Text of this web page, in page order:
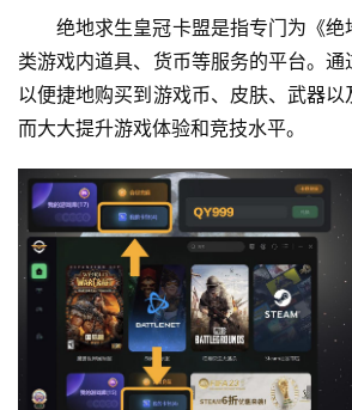
绝地求生皇冠卡盟是指专门为《
类游戏内道具、货币等服务的平台。
以便捷地购买到游戏币、皮肤、武器
而大大提升游戏体验和竞技水平。